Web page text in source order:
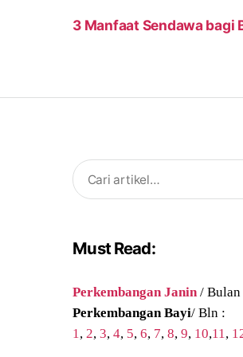
3 Manfaat Sendawa bagi
Search
for:
Must Read:
Perkembangan Janin / Bulan
Perkembangan Bayi/ Bln :
1 , 2,3,4, 5,6, 7,8,9, 10,11 ,